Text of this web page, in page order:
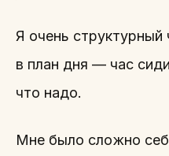
Я очень структурный
в план дня — час
что надо.
Мне было сложно